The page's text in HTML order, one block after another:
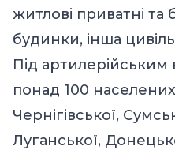
житлові приватні та
будинки, інша
Під
понад 100 населених
Чернігівської,
Луганської,